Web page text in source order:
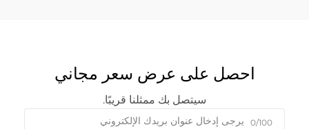
احصل على عرض سعر مجاني
سيتصل بك ممثلنا قريبًا.
0/100